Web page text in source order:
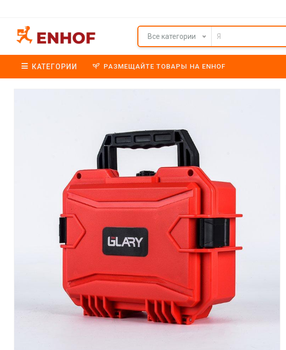
Все категории
КАТЕГОРИИ РАЗМЕЩАЙТЕ ТОВАРЫ НА ENHOF